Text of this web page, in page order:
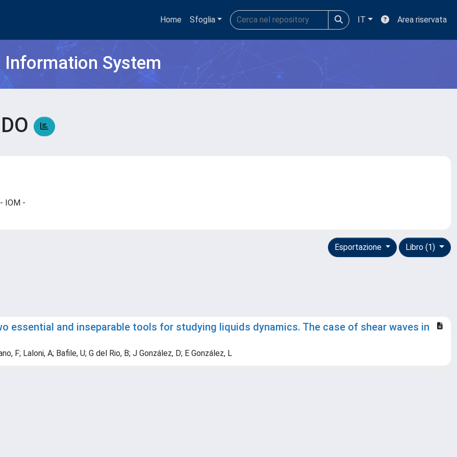
Home Sfoglia IT Area riservata
System
IOM -
Libro (1)
Esportazione
essential and inseparable tools for studying liquids dynamics. The case of shear waves in
F; Laloni, A; Bafile, U; G del Rio, B; J González, D; E González, L